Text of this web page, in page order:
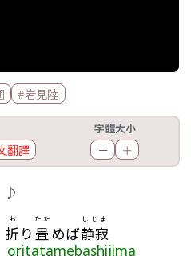
#岩見陸
翻譯
字體大小
－ ＋
♪
折
お
り 畳
たた
めば静寂
しじま